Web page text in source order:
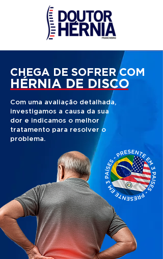
CHEGA DE SOFRER COM
HÉRNIA DE DISCO
Com uma avaliação detalhada,
investigamos a causa da sua
dor e indicamos o melhor
tratamento para resolver o
problema.